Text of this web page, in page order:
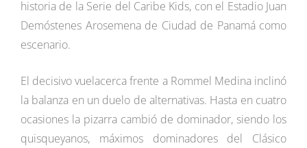
historia de la Serie del Caribe Kids, con el Estadio Juan
Demóstenes Arosemena de Ciudad de Panamá como
escenario.
El decisivo vuelacerca frente a Rommel Medina inclinó
la balanza en un duelo de alternativas. Hasta en cuatro
ocasiones la pizarra cambió de dominador, siendo los
quisqueyanos, máximos dominadores del Clásico